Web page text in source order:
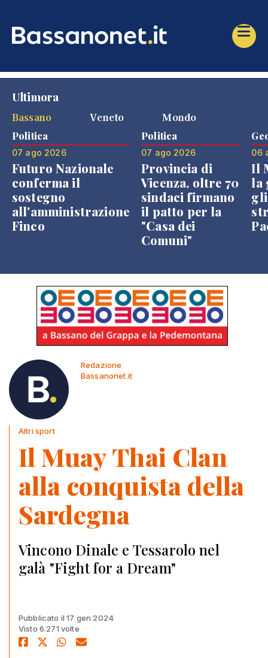
Ultimora
Bassano
Veneto Mondo
Politica
07 ago 2026
Futuro Nazionale
conferma il
sostegno
all'amministrazione
Finco
Politica
07 ago 2026
Provincia di
Vicenza, oltre 70
sindaci firmano
il patto per la
"Casa dei
Comuni"
06
Il
la
Redazione
Bassanonet.it
Altri sport
Il Muay Thai Clan
alla conquista della
Sardegna
Vincono Dinale e Tessarolo nel
galà "Fight for a Dream"
Pubblicato il 17 gen 2024
Visto 6.271 volte